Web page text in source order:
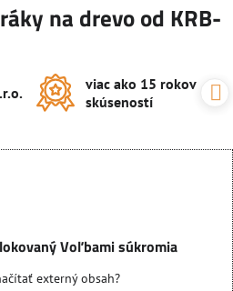
na drevo od KRB-
viac ako 15 rokov
skúseností
Voľbami súkromia
externý obsah?